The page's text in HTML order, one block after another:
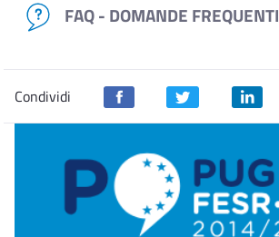
FAQ - DOMANDE FREQUENTI
Condividi